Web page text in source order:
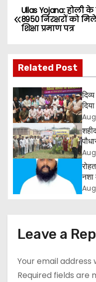
P
o
t
n
a
v
i
g
o
Ullas Yojana: होली के
8950 निरक्षरों को
शिक्षा प्रमाण पत्र
Related Post
और
मांग
नशा
Leave a
Your email address
Required fields are